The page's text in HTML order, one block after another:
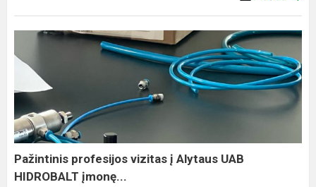
Pažintinis
profesijos
vizitas
į
UAB
HIDROBALT
įmonę...
Pažintinis profesijos vizitas į Alytaus UAB
HIDROBALT įmonę...